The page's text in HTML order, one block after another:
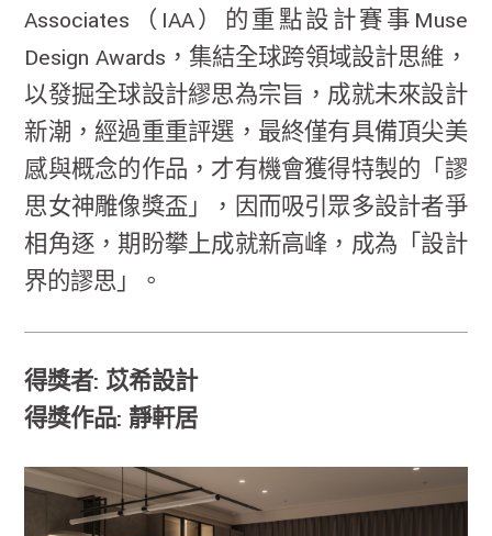
Associates（IAA）的重點設計賽事Muse
Design Awards，集結全球跨領域設計思維，
以發掘全球設計繆思為宗旨，成就未來設計
新潮，經過重重評選，最終僅有具備頂尖美
感與概念的作品，才有機會獲得特製的「謬
思女神雕像獎盃」，因而吸引眾多設計者爭
相角逐，期盼攀上成就新高峰，成為「設計
界的謬思」。
得獎者: 苡希設計
得獎作品: 靜軒居